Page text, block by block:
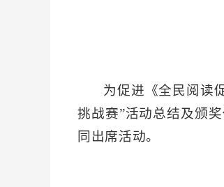
为促进《全民阅读
挑战赛”活动总结及颁
同出席活动。